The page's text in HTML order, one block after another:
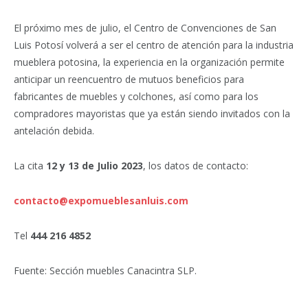
El próximo mes de julio, el Centro de Convenciones de San
Luis Potosí volverá a ser el centro de atención para la industria
mueblera potosina, la experiencia en la organización permite
anticipar un reencuentro de mutuos beneficios para
fabricantes de muebles y colchones, así como para los
compradores mayoristas que ya están siendo invitados con la
antelación debida.
La cita 12 y 13 de Julio 2023, los datos de contacto:
contacto@expomueblesanluis.com
Tel 444 216 4852
Fuente: Sección muebles Canacintra SLP.